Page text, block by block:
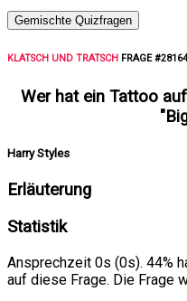
Gemischte Quizfragen
KLATSCH UND TRATSCH FRAGE #28164
Wer hat ein Tattoo
Harry Styles
Erläuterung
Statistik
Ansprechzeit 0s (0s). 44%
auf diese Frage. Die Frage